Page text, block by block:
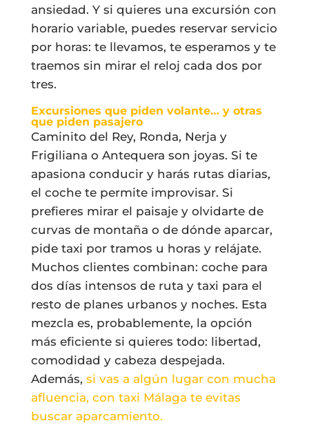
ansiedad. Y si quieres una excursión con
horario variable, puedes reservar servicio
por horas: te llevamos, te esperamos y te
traemos sin mirar el reloj cada dos por
tres.
Excursiones que piden volante… y otras
que piden pasajero
Caminito del Rey, Ronda, Nerja y
Frigiliana o Antequera son joyas. Si te
apasiona conducir y harás rutas diarias,
el coche te permite improvisar. Si
prefieres mirar el paisaje y olvidarte de
curvas de montaña o de dónde aparcar,
pide taxi por tramos u horas y relájate.
Muchos clientes combinan: coche para
dos días intensos de ruta y taxi para el
resto de planes urbanos y noches. Esta
mezcla es, probablemente, la opción
más eficiente si quieres todo: libertad,
comodidad y cabeza despejada.
Además, si vas a algún lugar con mucha
afluencia, con taxi Málaga te evitas
buscar aparcamiento.